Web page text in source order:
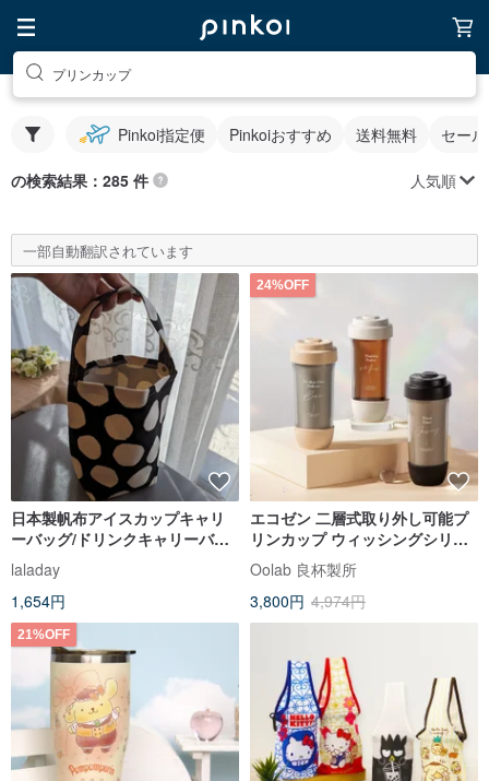
プリンカップ
Pinkoi指定便 Pinkoiおすすめ 送料無料 セー
の検索結果：285 件 人気順
一部自動翻訳されています
日本製帆布アイスカップキャリ
ーバッグ/ドリンクキャリーバッ
グ 3色
laladay
1,654円
24%OFF
エコゼン 二層式取り外し可能プ
リンカップ ウィッシングシリー
ズ 720ML
Oolab 良杯製所
3,800円 4,974円
21%OFF